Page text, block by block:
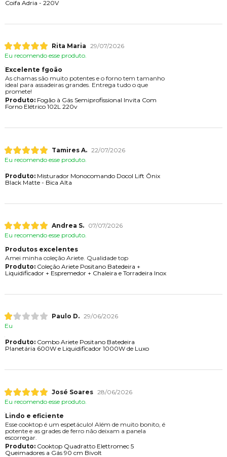
Coifa Adria - 220V
Rita Maria 29/07/2026
Eu recomendo esse produto.
Excelente fgoão
As chamas são muito potentes e o forno tem tamanho
ideal para assadeiras grandes. Entrega tudo o que
promete!
Produto:Fogão à Gás Semiprofissional Invita Com
Forno Elétrico 102L 220v
Tamires A. 22/07/2026
Eu recomendo esse produto.
Produto:Misturador Monocomando Docol Lift Ônix
Black Matte - Bica Alta
Andrea S.
07/07/2026
Eu recomendo esse produto.
Produtos excelentes
Amei minha coleção Ariete. Qualidade top
Produto:Coleção Ariete Positano Batedeira +
Liquidificador + Espremedor + Chaleira e Torradeira Inox
Paulo D. 29/06/2026
Eu
Produto:Combo Ariete Positano Batedeira
Planetária 600W e Liquidificador 1000W de Luxo
José Soares 28/06/2026
Eu recomendo esse produto.
Lindo e eficiente
Esse cooktop é um espetáculo! Além de muito bonito, é
potente e as grades de ferro não deixam a panela
escorregar.
Produto:Cooktop Quadratto Elettromec 5
Queimadores a Gás 90 cm Bivolt